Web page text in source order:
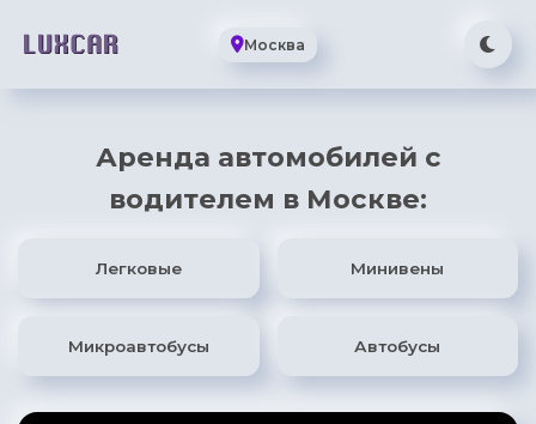
Москва
Аренда автомобилей с
водителем в Москве:
Легковые Минивены
Микроавтобусы Автобусы